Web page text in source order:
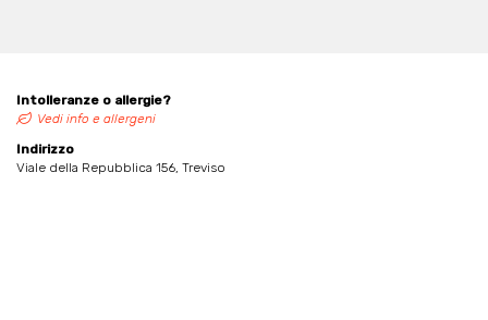
Intolleranze o allergie?
Vedi info e allergeni
Indirizzo
Viale della Repubblica 156, Treviso